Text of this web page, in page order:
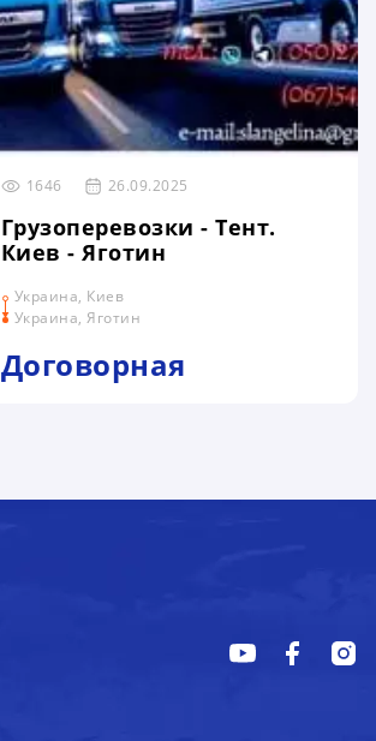
1646 26.09.2025
Грузоперевозки - Тент.
Киев - Яготин
Украина, Киев
Украина, Яготин
Договорная